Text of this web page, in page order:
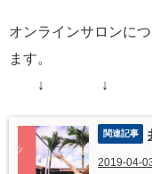
オンラインサロンに
ます。
↓ ↓
2019-04-